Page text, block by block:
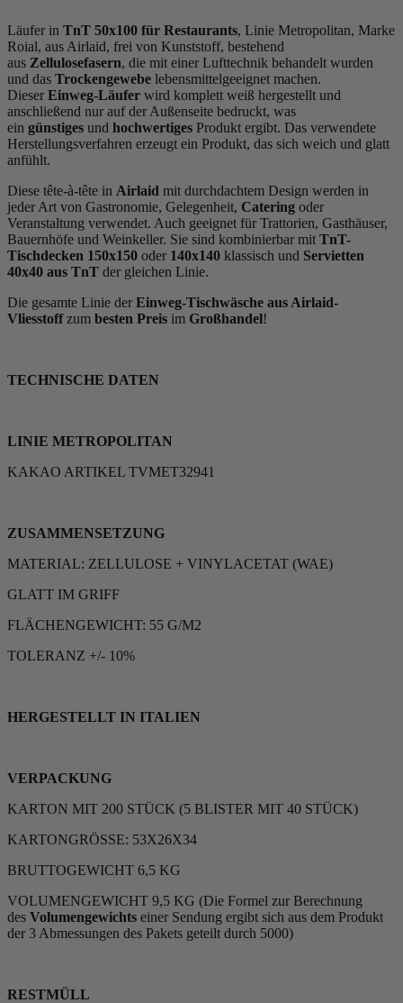
Läufer in TnT 50x100 für Restaurants, Linie Metropolitan, Marke
Roial, aus Airlaid, frei von Kunststoff, bestehend
aus Zellulosefasern, die mit einer Lufttechnik behandelt wurden
und das Trockengewebe lebensmittelgeeignet machen.
Dieser Einweg-Läufer wird komplett weiß hergestellt und
anschließend nur auf der Außenseite bedruckt, was
ein günstiges und hochwertiges Produkt ergibt. Das verwendete
Herstellungsverfahren erzeugt ein Produkt, das sich weich und glatt
anfühlt.
Diese tête-à-tête in Airlaid mit durchdachtem Design werden in
jeder Art von Gastronomie, Gelegenheit, Catering oder
Veranstaltung verwendet. Auch geeignet für Trattorien, Gasthäuser,
Bauernhöfe und Weinkeller. Sie sind kombinierbar mit TnT-
Tischdecken 150x150 oder 140x140 klassisch und Servietten
40x40 aus TnT der gleichen Linie.
Die gesamte Linie der Einweg-Tischwäsche aus Airlaid-
Vliesstoffzum besten Preis im Großhandel!
TECHNISCHE DATEN
LINIE METROPOLITAN
KAKAO ARTIKEL TVMET32941
ZUSAMMENSETZUNG
MATERIAL: ZELLULOSE + VINYLACETAT (WAE)
GLATT IM GRIFF
FLÄCHENGEWICHT: 55 G/M2
TOLERANZ +/- 10%
HERGESTELLT IN ITALIEN
VERPACKUNG
KARTON MIT 200 STÜCK (5 BLISTER MIT 40 STÜCK)
KARTONGRÖSSE: 53X26X34
BRUTTOGEWICHT 6,5 KG
VOLUMENGEWICHT 9,5 KG (Die Formel zur Berechnung
des Volumengewichts einer Sendung ergibt sich aus dem Produkt
der 3 Abmessungen des Pakets geteilt durch 5000)
RESTMÜLL